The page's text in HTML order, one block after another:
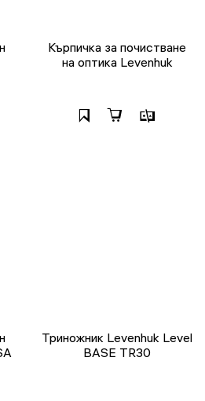
Кърпичка за почистване
на оптика Levenhuk
Триножник Levenhuk Level
BASE TR30